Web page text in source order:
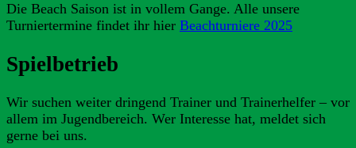
Die Beach Saison ist in vollem Gange. Alle unsere
Turniertermine findet ihr hier Beachturniere 2025
Spielbetrieb
Wir suchen weiter dringend Trainer und Trainerhelfer – vor
allem im Jugendbereich. Wer Interesse hat, meldet sich
gerne bei uns.